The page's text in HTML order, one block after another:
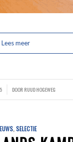
Lees meer
DOOR RUUD HOGEWEG
,SELECTIE